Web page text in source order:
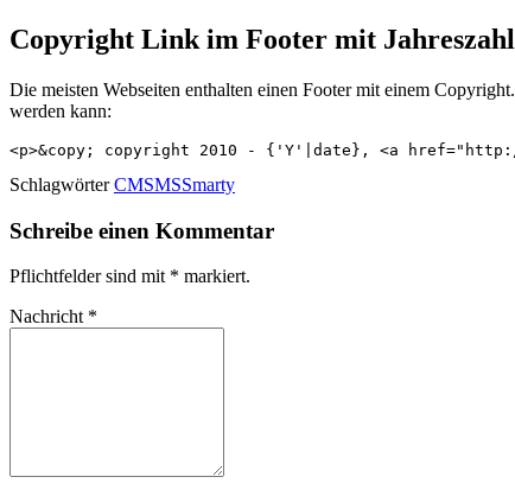
Copyright Link im Footer mit Jahreszahl
Die meisten Webseiten enthalten einen Footer mit einem
werden kann:
<p>&copy; copyright 2010 - {'Y'|date}, <a
Schlagwörter CMSMSSmarty
Schreibe einen Kommentar
Pflichtfelder sind mit * markiert.
Nachricht *